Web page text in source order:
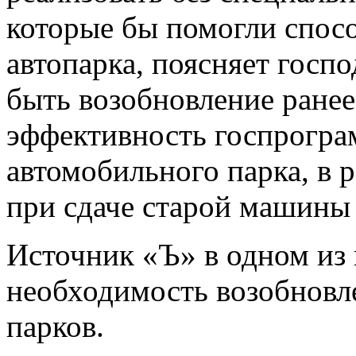
которые бы помогли
автопарка, поясняет
быть возобновление
эффективность
автомобильного парка, в
при сдаче старой
Источник «Ъ» в одном из
необходимость
парков.